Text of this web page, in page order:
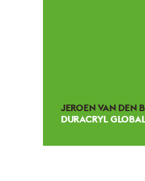
JEROEN VAN DEN
DURACRYL